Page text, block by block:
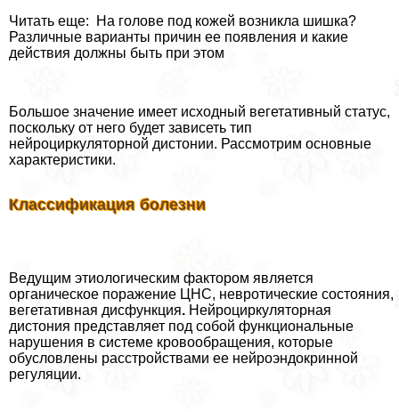
Читать еще: На голове под кожей возникла шишка?
Различные варианты причин ее появления и какие
действия должны быть при этом
Большое значение имеет исходный вегетативный статус,
поскольку от него будет зависеть тип
нейроциркуляторной дистонии. Рассмотрим основные
хаpaктеристики.
Классификация болезни
Ведущим этиологическим фактором является
органическое поражение ЦНС, невротические состояния,
вегетативная дисфункция. Нейроциркуляторная
дистония представляет под собой функциональные
нарушения в системе кровообращения, которые
обусловлены расстройствами ее нейроэндокринной
регуляции.